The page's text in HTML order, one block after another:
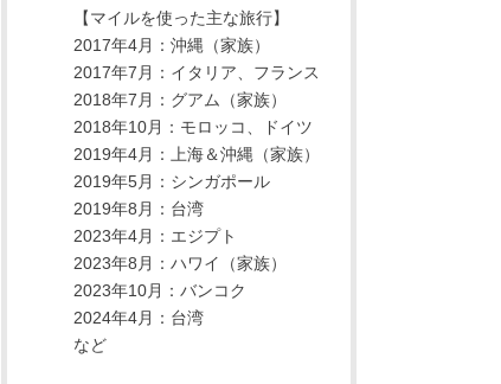
【マイルを使った主な旅行】
2017年4月：沖縄（家族）
2017年7月：イタリア、フランス
2018年7月：グアム（家族）
2018年10月：モロッコ、ドイツ
2019年4月：上海＆沖縄（家族）
2019年5月：シンガポール
2019年8月：台湾
2023年4月：エジプト
2023年8月：ハワイ（家族）
2023年10月：バンコク
2024年4月：台湾
など